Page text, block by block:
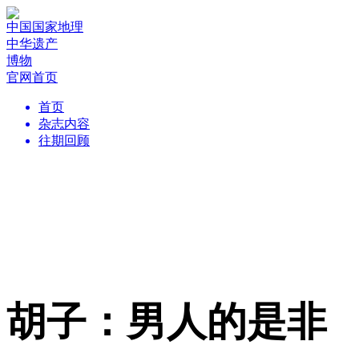
中国国家地理
中华遗产
博物
官网首页
首页
杂志内容
往期回顾
胡子：男人的是非